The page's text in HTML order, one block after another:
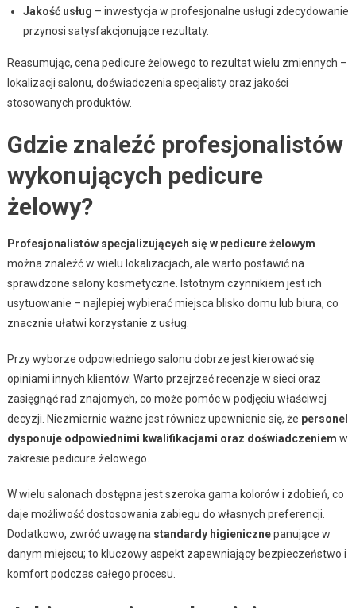
Jakość usług – inwestycja w profesjonalne usługi zdecydowanie
przynosi satysfakcjonujące rezultaty.
Reasumując, cena pedicure żelowego to rezultat wielu zmiennych –
lokalizacji salonu, doświadczenia specjalisty oraz jakości
stosowanych produktów.
Gdzie znaleźć profesjonalistów
wykonujących pedicure
żelowy?
Profesjonalistów specjalizujących się w pedicure żelowym
można znaleźć w wielu lokalizacjach, ale warto postawić na
sprawdzone salony kosmetyczne. Istotnym czynnikiem jest ich
usytuowanie – najlepiej wybierać miejsca blisko domu lub biura, co
znacznie ułatwi korzystanie z usług.
Przy wyborze odpowiedniego salonu dobrze jest kierować się
opiniami innych klientów. Warto przejrzeć recenzje w sieci oraz
zasięgnąć rad znajomych, co może pomóc w podjęciu właściwej
decyzji. Niezmiernie ważne jest również upewnienie się, że personel
dysponuje odpowiednimi kwalifikacjami oraz doświadczeniem w
zakresie pedicure żelowego.
W wielu salonach dostępna jest szeroka gama kolorów i zdobień, co
daje możliwość dostosowania zabiegu do własnych preferencji.
Dodatkowo, zwróć uwagę na standardy higienicznepanujące w
danym miejscu; to kluczowy aspekt zapewniający bezpieczeństwo i
komfort podczas całego procesu.